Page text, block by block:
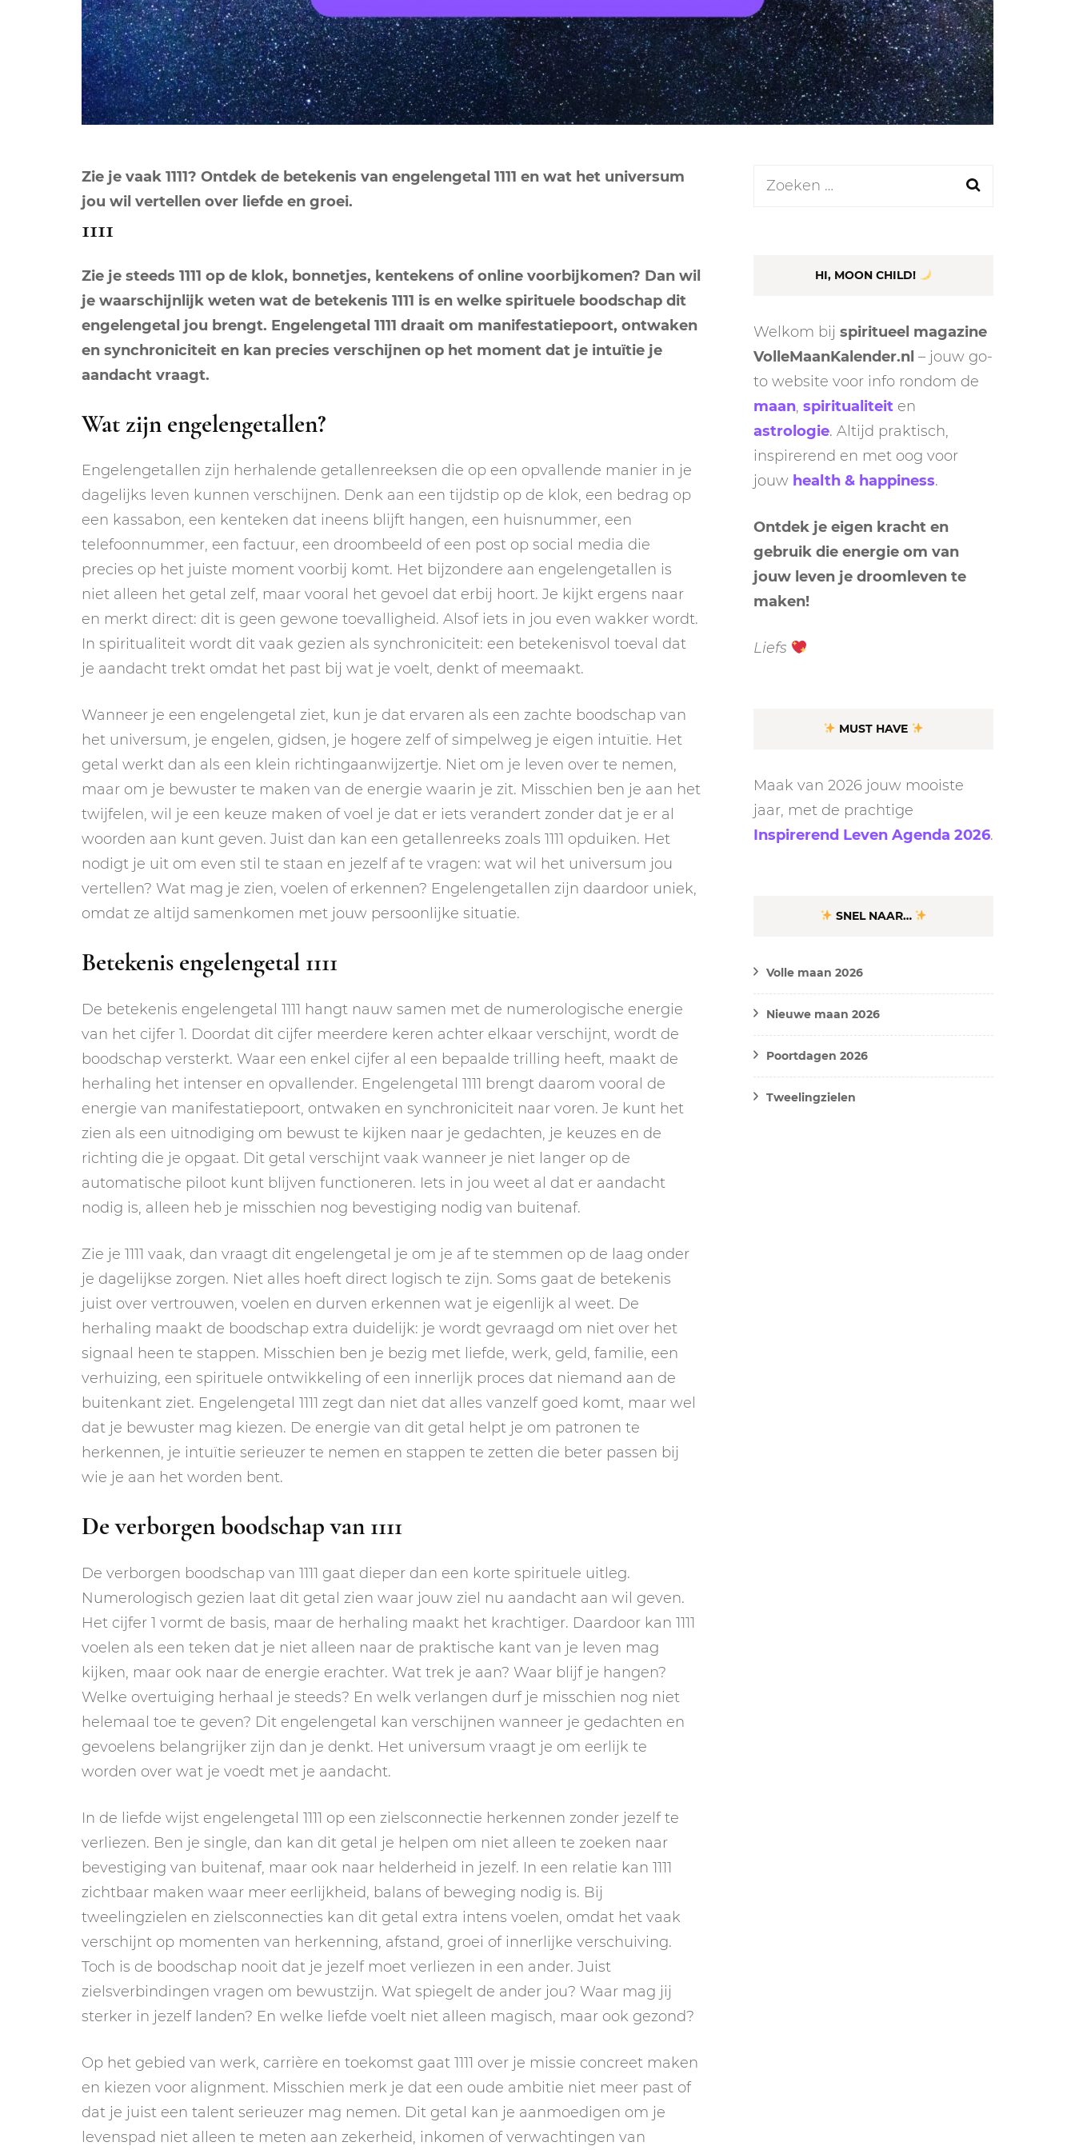
NEGENDE HUIS
TIENDE HUIS
ELFDE HUIS
PLUTO
CHIRON
ORAKEL
RITUELEN
NIEUWE MAAN
RITUELEN
MERCURIUS
SPIRIT ANIMALS
Zie je vaak 1111? Ontdek de betekenis van engelengetal 1111 en wat het universum
jou wil vertellen over liefde en groei.
1111
Zie je steeds 1111 op de klok, bonnetjes, kentekens of online voorbijkomen? Dan wil
je waarschijnlijk weten wat de betekenis 1111 is en welke spirituele boodschap dit
engelengetal jou brengt. Engelengetal 1111 draait om manifestatiepoort, ontwaken
en synchroniciteit en kan precies verschijnen op het moment dat je intuïtie je
aandacht vraagt.
Wat zijn engelengetallen?
Engelengetallen zijn herhalende getallenreeksen die op een opvallende manier in je
dagelijks leven kunnen verschijnen. Denk aan een tijdstip op de klok, een bedrag op
een kassabon, een kenteken dat ineens blijft hangen, een huisnummer, een
telefoonnummer, een factuur, een droombeeld of een post op social media die
precies op het juiste moment voorbij komt. Het bijzondere aan engelengetallen is
niet alleen het getal zelf, maar vooral het gevoel dat erbij hoort. Je kijkt ergens naar
en merkt direct: dit is geen gewone toevalligheid. Alsof iets in jou even wakker wordt.
In spiritualiteit wordt dit vaak gezien als synchroniciteit: een betekenisvol toeval dat
je aandacht trekt omdat het past bij wat je voelt, denkt of meemaakt.
Wanneer je een engelengetal ziet, kun je dat ervaren als een zachte boodschap van
het universum, je engelen, gidsen, je hogere zelf of simpelweg je eigen intuïtie. Het
getal werkt dan als een klein richtingaanwijzertje. Niet om je leven over te nemen,
maar om je bewuster te maken van de energie waarin je zit. Misschien ben je aan het
twijfelen, wil je een keuze maken of voel je dat er iets verandert zonder dat je er al
woorden aan kunt geven. Juist dan kan een getallenreeks zoals 1111 opduiken. Het
nodigt je uit om even stil te staan en jezelf af te vragen: wat wil het universum jou
vertellen? Wat mag je zien, voelen of erkennen? Engelengetallen zijn daardoor uniek,
omdat ze altijd samenkomen met jouw persoonlijke situatie.
Betekenis engelengetal 1111
De betekenis engelengetal 1111 hangt nauw samen met de numerologische energie
van het cijfer 1. Doordat dit cijfer meerdere keren achter elkaar verschijnt, wordt de
boodschap versterkt. Waar een enkel cijfer al een bepaalde trilling heeft, maakt de
herhaling het intenser en opvallender. Engelengetal 1111 brengt daarom vooral de
energie van manifestatiepoort, ontwaken en synchroniciteit naar voren. Je kunt het
zien als een uitnodiging om bewust te kijken naar je gedachten, je keuzes en de
richting die je opgaat. Dit getal verschijnt vaak wanneer je niet langer op de
automatische piloot kunt blijven functioneren. Iets in jou weet al dat er aandacht
nodig is, alleen heb je misschien nog bevestiging nodig van buitenaf.
Zie je 1111 vaak, dan vraagt dit engelengetal je om je af te stemmen op de laag onder
je dagelijkse zorgen. Niet alles hoeft direct logisch te zijn. Soms gaat de betekenis
juist over vertrouwen, voelen en durven erkennen wat je eigenlijk al weet. De
herhaling maakt de boodschap extra duidelijk: je wordt gevraagd om niet over het
signaal heen te stappen. Misschien ben je bezig met liefde, werk, geld, familie, een
verhuizing, een spirituele ontwikkeling of een innerlijk proces dat niemand aan de
buitenkant ziet. Engelengetal 1111 zegt dan niet dat alles vanzelf goed komt, maar wel
dat je bewuster mag kiezen. De energie van dit getal helpt je om patronen te
herkennen, je intuïtie serieuzer te nemen en stappen te zetten die beter passen bij
wie je aan het worden bent.
De verborgen boodschap van 1111
De verborgen boodschap van 1111 gaat dieper dan een korte spirituele uitleg.
Numerologisch gezien laat dit getal zien waar jouw ziel nu aandacht aan wil geven.
Het cijfer 1 vormt de basis, maar de herhaling maakt het krachtiger. Daardoor kan 1111
voelen als een teken dat je niet alleen naar de praktische kant van je leven mag
kijken, maar ook naar de energie erachter. Wat trek je aan? Waar blijf je hangen?
Welke overtuiging herhaal je steeds? En welk verlangen durf je misschien nog niet
helemaal toe te geven? Dit engelengetal kan verschijnen wanneer je gedachten en
gevoelens belangrijker zijn dan je denkt. Het universum vraagt je om eerlijk te
worden over wat je voedt met je aandacht.
In de liefde wijst engelengetal 1111 op een zielsconnectie herkennen zonder jezelf te
verliezen. Ben je single, dan kan dit getal je helpen om niet alleen te zoeken naar
bevestiging van buitenaf, maar ook naar helderheid in jezelf. In een relatie kan 1111
zichtbaar maken waar meer eerlijkheid, balans of beweging nodig is. Bij
tweelingzielen en zielsconnecties kan dit getal extra intens voelen, omdat het vaak
verschijnt op momenten van herkenning, afstand, groei of innerlijke verschuiving.
Toch is de boodschap nooit dat je jezelf moet verliezen in een ander. Juist
zielsverbindingen vragen om bewustzijn. Wat spiegelt de ander jou? Waar mag jij
sterker in jezelf landen? En welke liefde voelt niet alleen magisch, maar ook gezond?
Op het gebied van werk, carrière en toekomst gaat 1111 over je missie concreet maken
en kiezen voor alignment. Misschien merk je dat een oude ambitie niet meer past of
dat je juist een talent serieuzer mag nemen. Dit getal kan je aanmoedigen om je
levenspad niet alleen te meten aan zekerheid, inkomen of verwachtingen van
Zoeken
HI, MOON CHILD!
Welkom bij spiritueel magazine
VolleMaanKalender.nl – jouw go-
to website voor info rondom de
maan, spiritualiteit en
astrologie. Altijd praktisch,
inspirerend en met oog voor
jouw health & happiness.
Ontdek je eigen kracht en
gebruik die energie om van
jouw leven je droomleven te
maken!
Liefs
MUST HAVE
Maak van 2026 jouw mooiste
jaar, met de prachtige
Inspirerend Leven Agenda 2026.
SNEL NAAR…
Volle maan 2026
Nieuwe maan 2026
Poortdagen 2026
Tweelingzielen